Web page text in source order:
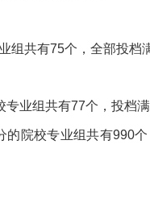
共有75个，全部投档满
业组共有77个，投档满
院校专业组共有990个